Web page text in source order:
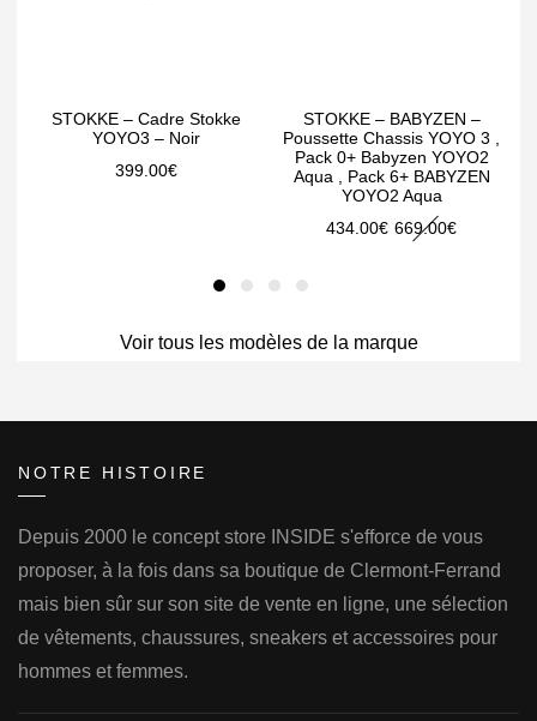
STOKKE – Cadre Stokke
YOYO3 – Noir
399.00€
STOKKE – BABYZEN –
Poussette Chassis YOYO 3 ,
Pack 0+ Babyzen YOYO2
Aqua , Pack 6+ BABYZEN
YOYO2 Aqua
669.00€
Le
434.00€ Le
Voir tous les modèles de la marque
NOTRE HISTOIRE
Depuis 2000 le concept store INSIDE s'efforce de vous
proposer, à la fois dans sa boutique de Clermont-Ferrand
mais bien sûr sur son site de vente en ligne, une sélection
de vêtements, chaussures, sneakers et accessoires pour
hommes et femmes.